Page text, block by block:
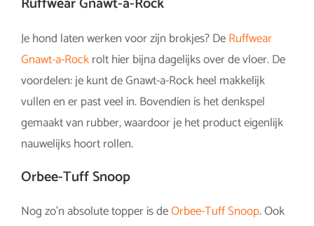
Je hond laten werken voor zijn brokjes? DeRuffwear
Gnawt-a-Rockrolt hier bijna dagelijks over de vloer. De
voordelen: je kunt de Gnawt-a-Rock heel makkelijk
vullen en er past veel in. Bovendien is het denkspel
gemaakt van rubber, waardoor je het product eigenlijk
nauwelijks hoort rollen.
Orbee-Tuff Snoop
Nog zo’n absolute topper is deOrbee-Tuff Snoop. Ook